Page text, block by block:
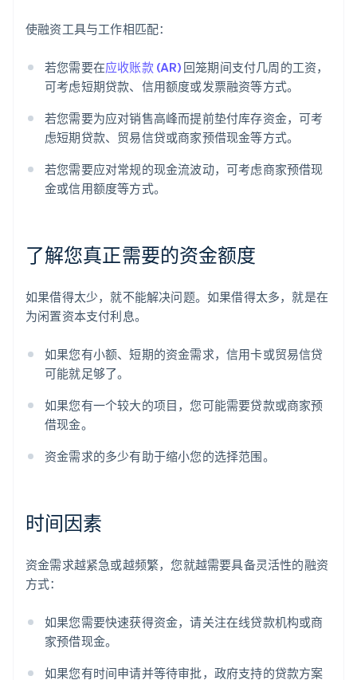
使融资工具与工作相匹配：
若您需要在应收账款 (AR)回笼期间支付几周的工资，
可考虑短期贷款、信用额度或发票融资等方式。
若您需要为应对销售高峰而提前垫付库存资金，可考
虑短期贷款、贸易信贷或商家预借现金等方式。
若您需要应对常规的现金流波动，可考虑商家预借现
金或信用额度等方式。
了解您真正需要的资金额度
如果借得太少，就不能解决问题。如果借得太多，就是在
为闲置资本支付利息。
如果您有小额、短期的资金需求，信用卡或贸易信贷
可能就足够了。
如果您有一个较大的项目，您可能需要贷款或商家预
借现金。
资金需求的多少有助于缩小您的选择范围。
时间因素
资金需求越紧急或越频繁，您就越需要具备灵活性的融资
方式：
如果您需要快速获得资金，请关注在线贷款机构或商
家预借现金。
如果您有时间申请并等待审批，政府支持的贷款方案